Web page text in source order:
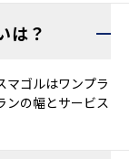
は？
マゴルはワンプラ
ンの幅とサービス